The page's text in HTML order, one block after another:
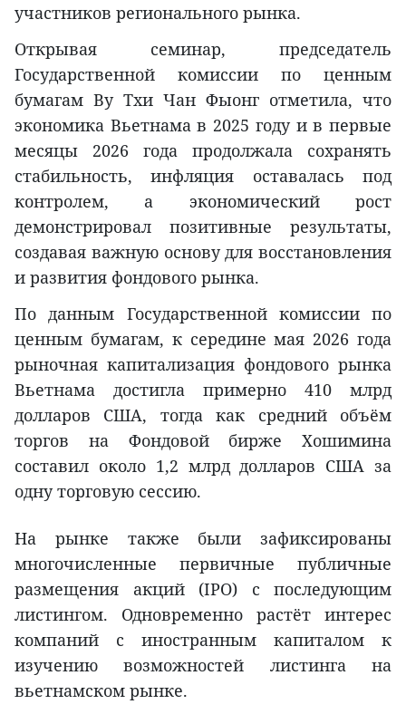
участников регионального рынка.
Открывая семинар, председатель
Государственной комиссии по ценным
бумагам Ву Тхи Чан Фыонг отметила, что
экономика Вьетнама в 2025 году и в первые
месяцы 2026 года продолжала сохранять
стабильность, инфляция оставалась под
контролем, а экономический рост
демонстрировал позитивные результаты,
создавая важную основу для восстановления
и развития фондового рынка.
По данным Государственной комиссии по
ценным бумагам, к середине мая 2026 года
рыночная капитализация фондового рынка
Вьетнама достигла примерно 410 млрд
долларов США, тогда как средний объём
торгов на Фондовой бирже Хошимина
составил около 1,2 млрд долларов США за
одну торговую сессию.
На рынке также были зафиксированы
многочисленные первичные публичные
размещения акций (IPO) с последующим
листингом. Одновременно растёт интерес
компаний с иностранным капиталом к
изучению возможностей листинга на
вьетнамском рынке.